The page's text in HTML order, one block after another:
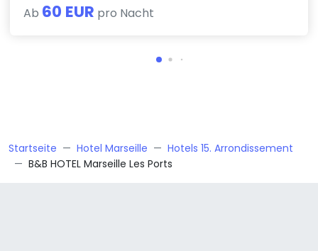
Ab 60 EUR pro Nacht
Startseite Hotel Marseille
Hotels 15. Arrondissement
B&B HOTEL Marseille Les Ports